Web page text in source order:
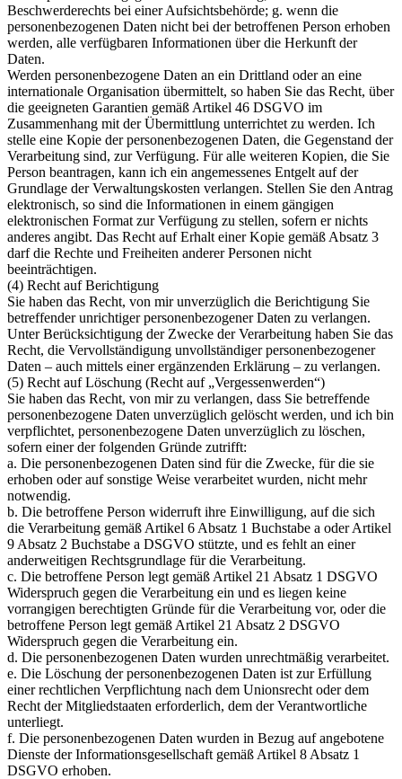
Beschwerderechts bei einer Aufsichtsbehörde; g. wenn die
personenbezogenen Daten nicht bei der betroffenen Person erhoben
werden, alle verfügbaren Informationen über die Herkunft der
Daten.
Werden personenbezogene Daten an ein Drittland oder an eine
internationale Organisation übermittelt, so haben Sie das Recht, über
die geeigneten Garantien gemäß Artikel 46 DSGVO im
Zusammenhang mit der Übermittlung unterrichtet zu werden. Ich
stelle eine Kopie der personenbezogenen Daten, die Gegenstand der
Verarbeitung sind, zur Verfügung. Für alle weiteren Kopien, die Sie
Person beantragen, kann ich ein angemessenes Entgelt auf der
Grundlage der Verwaltungskosten verlangen. Stellen Sie den Antrag
elektronisch, so sind die Informationen in einem gängigen
elektronischen Format zur Verfügung zu stellen, sofern er nichts
anderes angibt. Das Recht auf Erhalt einer Kopie gemäß Absatz 3
darf die Rechte und Freiheiten anderer Personen nicht
beeinträchtigen.
(4) Recht auf Berichtigung
Sie haben das Recht, von mir unverzüglich die Berichtigung Sie
betreffender unrichtiger personenbezogener Daten zu verlangen.
Unter Berücksichtigung der Zwecke der Verarbeitung haben Sie das
Recht, die Vervollständigung unvollständiger personenbezogener
Daten – auch mittels einer ergänzenden Erklärung – zu verlangen.
(5) Recht auf Löschung (Recht auf „Vergessenwerden“)
Sie haben das Recht, von mir zu verlangen, dass Sie betreffende
personenbezogene Daten unverzüglich gelöscht werden, und ich bin
verpflichtet, personenbezogene Daten unverzüglich zu löschen,
sofern einer der folgenden Gründe zutrifft:
a. Die personenbezogenen Daten sind für die Zwecke, für die sie
erhoben oder auf sonstige Weise verarbeitet wurden, nicht mehr
notwendig.
b. Die betroffene Person widerruft ihre Einwilligung, auf die sich
die Verarbeitung gemäß Artikel 6 Absatz 1 Buchstabe a oder Artikel
9 Absatz 2 Buchstabe a DSGVO stützte, und es fehlt an einer
anderweitigen Rechtsgrundlage für die Verarbeitung.
c. Die betroffene Person legt gemäß Artikel 21 Absatz 1 DSGVO
Widerspruch gegen die Verarbeitung ein und es liegen keine
vorrangigen berechtigten Gründe für die Verarbeitung vor, oder die
betroffene Person legt gemäß Artikel 21 Absatz 2 DSGVO
Widerspruch gegen die Verarbeitung ein.
d. Die personenbezogenen Daten wurden unrechtmäßig verarbeitet.
e. Die Löschung der personenbezogenen Daten ist zur Erfüllung
einer rechtlichen Verpflichtung nach dem Unionsrecht oder dem
Recht der Mitgliedstaaten erforderlich, dem der Verantwortliche
unterliegt.
f. Die personenbezogenen Daten wurden in Bezug auf angebotene
Dienste der Informationsgesellschaft gemäß Artikel 8 Absatz 1
DSGVO erhoben.